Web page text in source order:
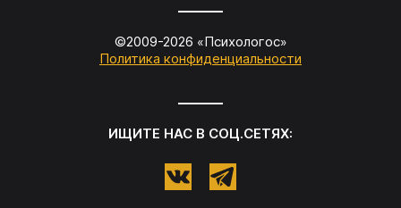
©2009-2026 «Психологос»
Политика конфиденциальности
ИЩИТЕ НАС В СОЦ.СЕТЯХ: